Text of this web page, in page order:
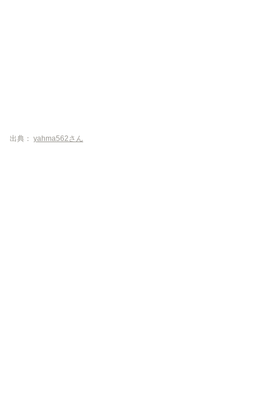
出典： yahma562さん